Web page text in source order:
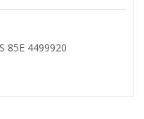
85E 4499920